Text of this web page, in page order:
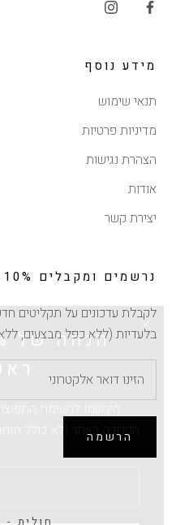
הקרובה באתר (לא כולל
מידע נוסף
תנאי שימוש
מדיניות פרטיות
הצהרת נגישות
אודות
יצירת קשר
נרשמים ומקבלים 10% הנחה
לקבלת עדכונים על תקליטים
בלעדיות (ללא כפל מבצעים,
הרשמה
© חולית